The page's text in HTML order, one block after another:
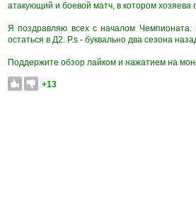
атакующий и боевой матч, в котором
Я поздравляю всех с началом Чемпионата.
остаться в Д2. P.s - буквально два сезона
Поддержите обзор лайком и нажатием на
+13